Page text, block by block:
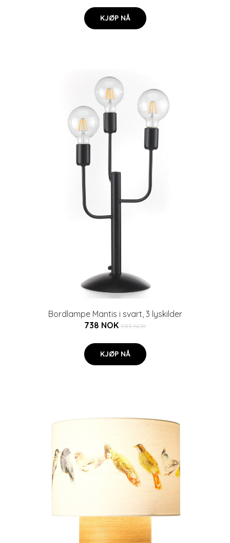
KJØP NÅ
Bordlampe Mantis i svart, 3 lyskilder
738 NOK 1183 NOK
KJØP NÅ